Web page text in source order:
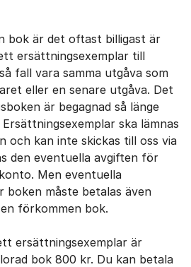
bok är det oftast billigast är
ersättningsexemplar till
fall vara samma utgåva som
eller en senare utgåva. Det
är begagnad så länge
ska lämnas
och kan inte skickas till oss via
​den eventuella avgiften för
Men eventuella
boken måste betalas även
förkommen bok.
ersättningsexemplar är
bok 800 kr. Du kan betala